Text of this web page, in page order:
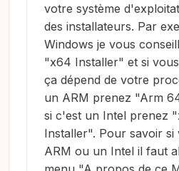
votre système
des installateurs. Par
Windows je vous
"x64 Installer" et si
ça dépend de votre
un ARM prenez "Arm
si c'est un Intel prenez
Installer". Pour savoir si
ARM ou un Intel il faut